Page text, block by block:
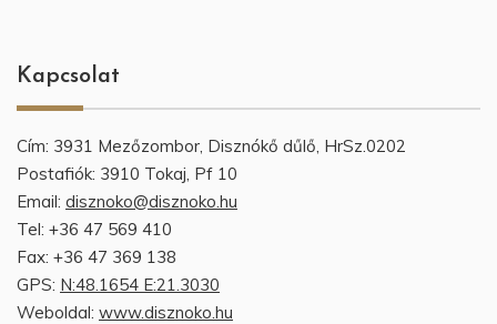
Kapcsolat
Cím: 3931 Mezőzombor, Disznókő dűlő, HrSz.0202
Postafiók: 3910 Tokaj, Pf 10
Email: disznoko@disznoko.hu
Tel: +36 47 569 410
Fax: +36 47 369 138
GPS: N:48.1654 E:21.3030
Weboldal: www.disznoko.hu